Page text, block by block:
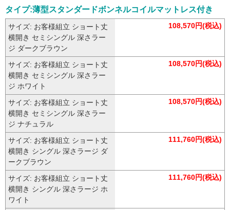
タイプ:薄型スタンダードボンネルコイルマットレス付き
サイズ: お客様組立 ショート丈
横開き セミシングル 深さラー
ジ ダークブラウン
108,570円(税込)
サイズ: お客様組立 ショート丈
横開き セミシングル 深さラー
ジ ホワイト
108,570円(税込)
サイズ: お客様組立 ショート丈
横開き セミシングル 深さラー
ジ ナチュラル
108,570円(税込)
サイズ: お客様組立 ショート丈
横開き シングル 深さラージ ダ
ークブラウン
111,760円(税込)
サイズ: お客様組立 ショート丈
横開き シングル 深さラージ ホ
ワイト
111,760円(税込)